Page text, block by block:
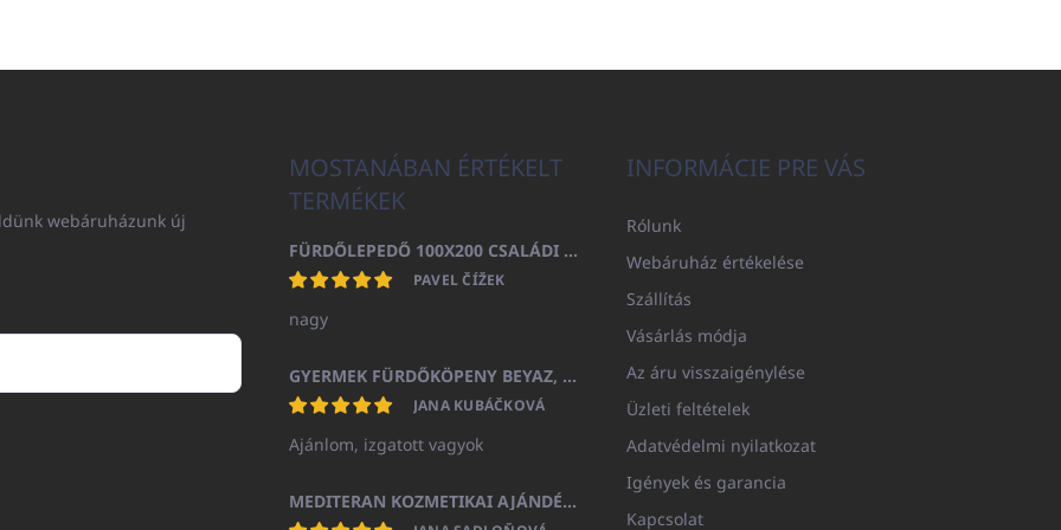
webáruházunk új
MOSTANÁBAN ÉRTÉKELT
TERMÉKEK
FÜRDŐLEPEDŐ 100X200 CSALÁDI - TENGERÉSZKÉK (480GR)
PAVEL ČÍŽEK
nagy
GYERMEK FÜRDŐKÖPENY BEYAZ, FROTE FEHÉR KAPUCNIVAL (400GR)
JANA KUBÁČKOVÁ
Ajánlom, izgatott vagyok
MEDITERAN KOZMETIKAI AJÁNDÉKKÉSZLET
INFORMÁCIE PRE VÁS
Rólunk
Webáruház értékelése
Szállítás
Vásárlás módja
Az áru visszaigénylése
Üzleti feltételek
Adatvédelmi nyilatkozat
Igények és garancia
Kapcsolat